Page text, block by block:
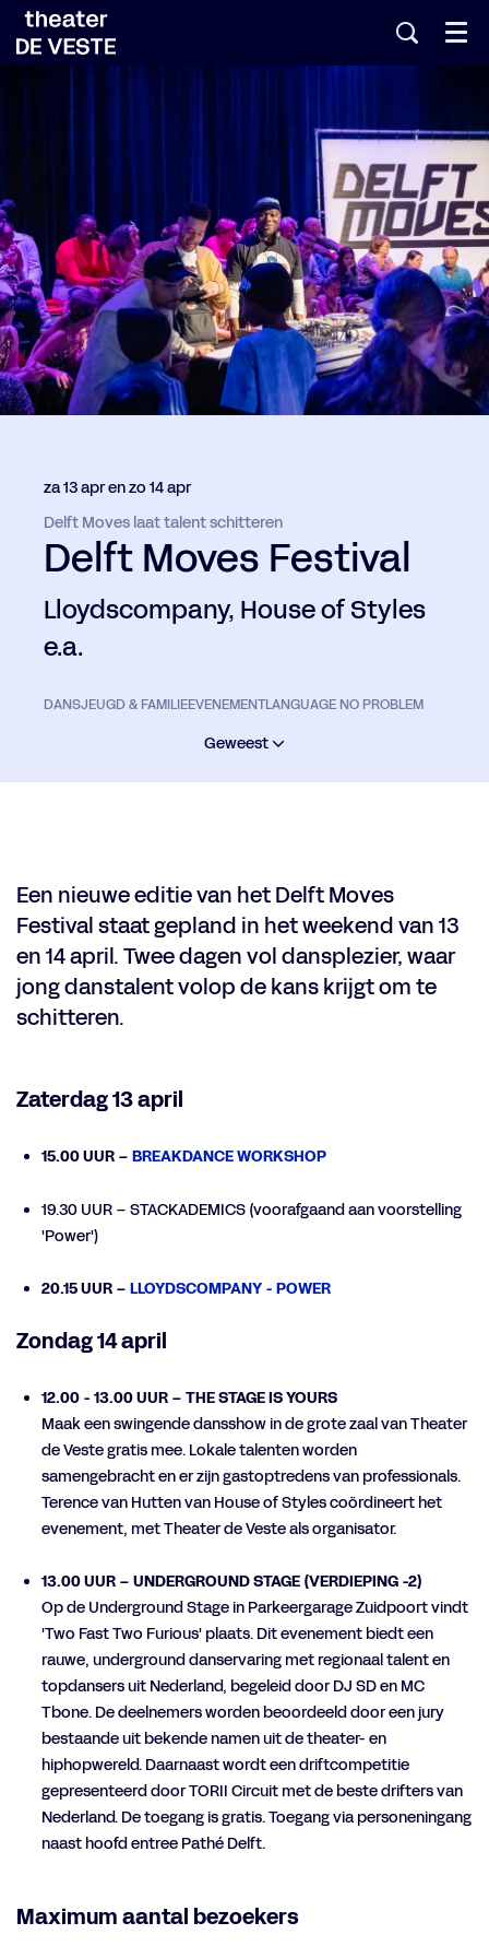
Menu
Delft Moves Festival
Lloydscompany, House of Styles
e.a.
Delft Moves laat talent schitteren
za 13 aprenzo 14 apr
DANSJEUGD & FAMILIEEVENEMENTLANGUAGE NO PROBLEM
Geweest
Een nieuwe editie van het Delft Moves
Festival staat gepland in het weekend van 13
en 14 april. Twee dagen vol dansplezier, waar
jong danstalent volop de kans krijgt om te
schitteren.
Zaterdag 13 april
15.00 UUR –BREAKDANCE WORKSHOP
19.30 UUR – STACKADEMICS (voorafgaand aan voorstelling
'Power')
20.15 UUR –LLOYDSCOMPANY - POWER
Zondag 14 april
12.00 - 13.00 UUR – THE STAGE IS YOURS
Maak een swingende dansshow in de grote zaal van Theater
de Veste gratis mee. Lokale talenten worden
samengebracht en er zijn gastoptredens van professionals.
Terence van Hutten van House of Styles coördineert het
evenement, met Theater de Veste als organisator.
13.00 UUR – UNDERGROUND STAGE (VERDIEPING -2)
Op de Underground Stage in Parkeergarage Zuidpoort vindt
'Two Fast Two Furious' plaats. Dit evenement biedt een
rauwe, underground danservaring met regionaal talent en
topdansers uit Nederland, begeleid door DJ SD en MC
Tbone. De deelnemers worden beoordeeld door een jury
bestaande uit bekende namen uit de theater- en
hiphopwereld. Daarnaast wordt een driftcompetitie
gepresenteerd door TORII Circuit met de beste drifters van
Nederland. De toegang is gratis. Toegang via personeningang
naast hoofd entree Pathé Delft.
Maximum aantal bezoekers